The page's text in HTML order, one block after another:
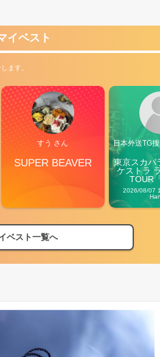
イベスト
ます。
すう さん
SUPER BEAVER
日本外送TG
東京スカパ
ケストラ
TOUR
2026/08/07
ベスト一覧へ